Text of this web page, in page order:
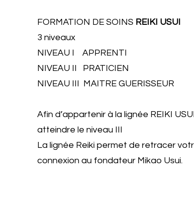
FORMATION DE SOINS REIKI USUI
3 niveaux
NIVEAU I APPRENTI
NIVEAU II PRATICIEN
NIVEAU III MAITRE GUERISSEUR
Afin d’appartenir à la lignée REIKI
atteindre le niveau III
La lignée Reiki permet de retracer
connexion au fondateur Mikao Usui.